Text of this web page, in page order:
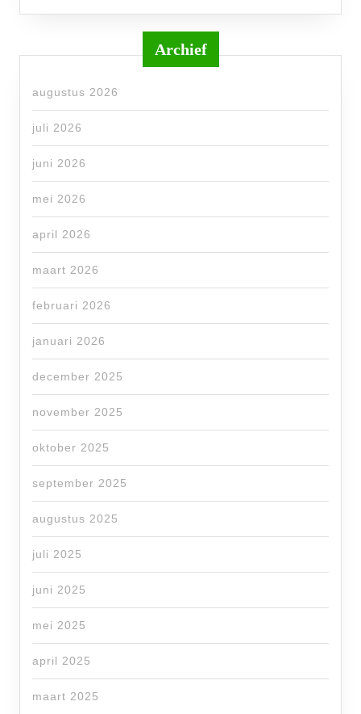
Archief
augustus 2026
juli 2026
juni 2026
mei 2026
april 2026
maart 2026
februari 2026
januari 2026
december 2025
november 2025
oktober 2025
september 2025
augustus 2025
juli 2025
juni 2025
mei 2025
april 2025
maart 2025